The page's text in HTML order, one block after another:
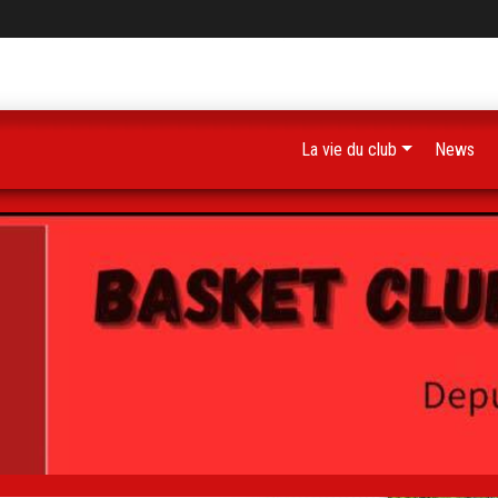
La vie du club News